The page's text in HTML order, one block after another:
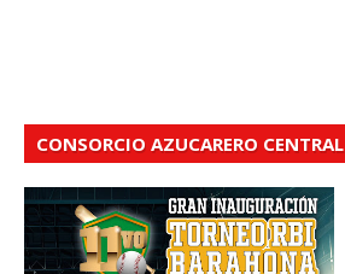
CONSORCIO AZUCARERO CENTRAL